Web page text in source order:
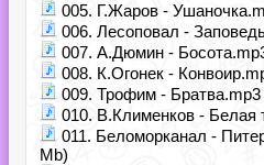
005. Г.Жаров -
006. Лесоповал -
007. А.Дюмин -
008. К.Огонек -
009. Трофим - Братва.mp3
010. В.Клименков - Белая
011. Беломорканал -
Mb)